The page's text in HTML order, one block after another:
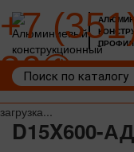
загрузка...
+7
36
D15X600-